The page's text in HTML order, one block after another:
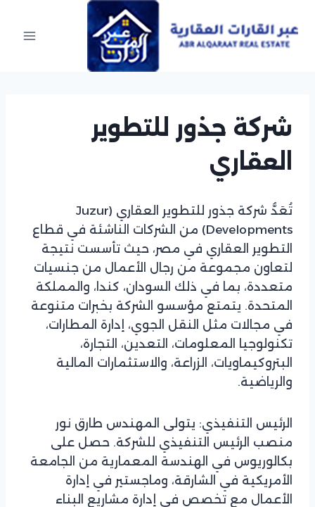
content
شركة جذور للتطوير
العقاري
تُعَدُّ شركة جذور للتطوير العقاري (Juzur
Developments) من الشركات الناشئة في قطاع
التطوير العقاري في مصر، حيث تأسست نتيجة
لتعاون مجموعة من رجال الأعمال من جنسيات
متعددة، بما في ذلك السودان، كندا، والمملكة
المتحدة. يتمتع مؤسسو الشركة بخبرات متنوعة
في مجالات مثل النقل الجوي، إدارة المطارات،
تكنولوجيا المعلومات، التعدين، التجارة،
البتروكيماويات، الزراعة، والاستثمارات المالية
والرياضية.
الرئيس التنفيذي: يتولى المهندس طارق نور
منصب الرئيس التنفيذي للشركة. حصل على
بكالوريوس في الهندسة المعمارية من الجامعة
الأمريكية في الشارقة، وماجستير في إدارة
الأعمال مع تخصص في إدارة مشاريع البناء